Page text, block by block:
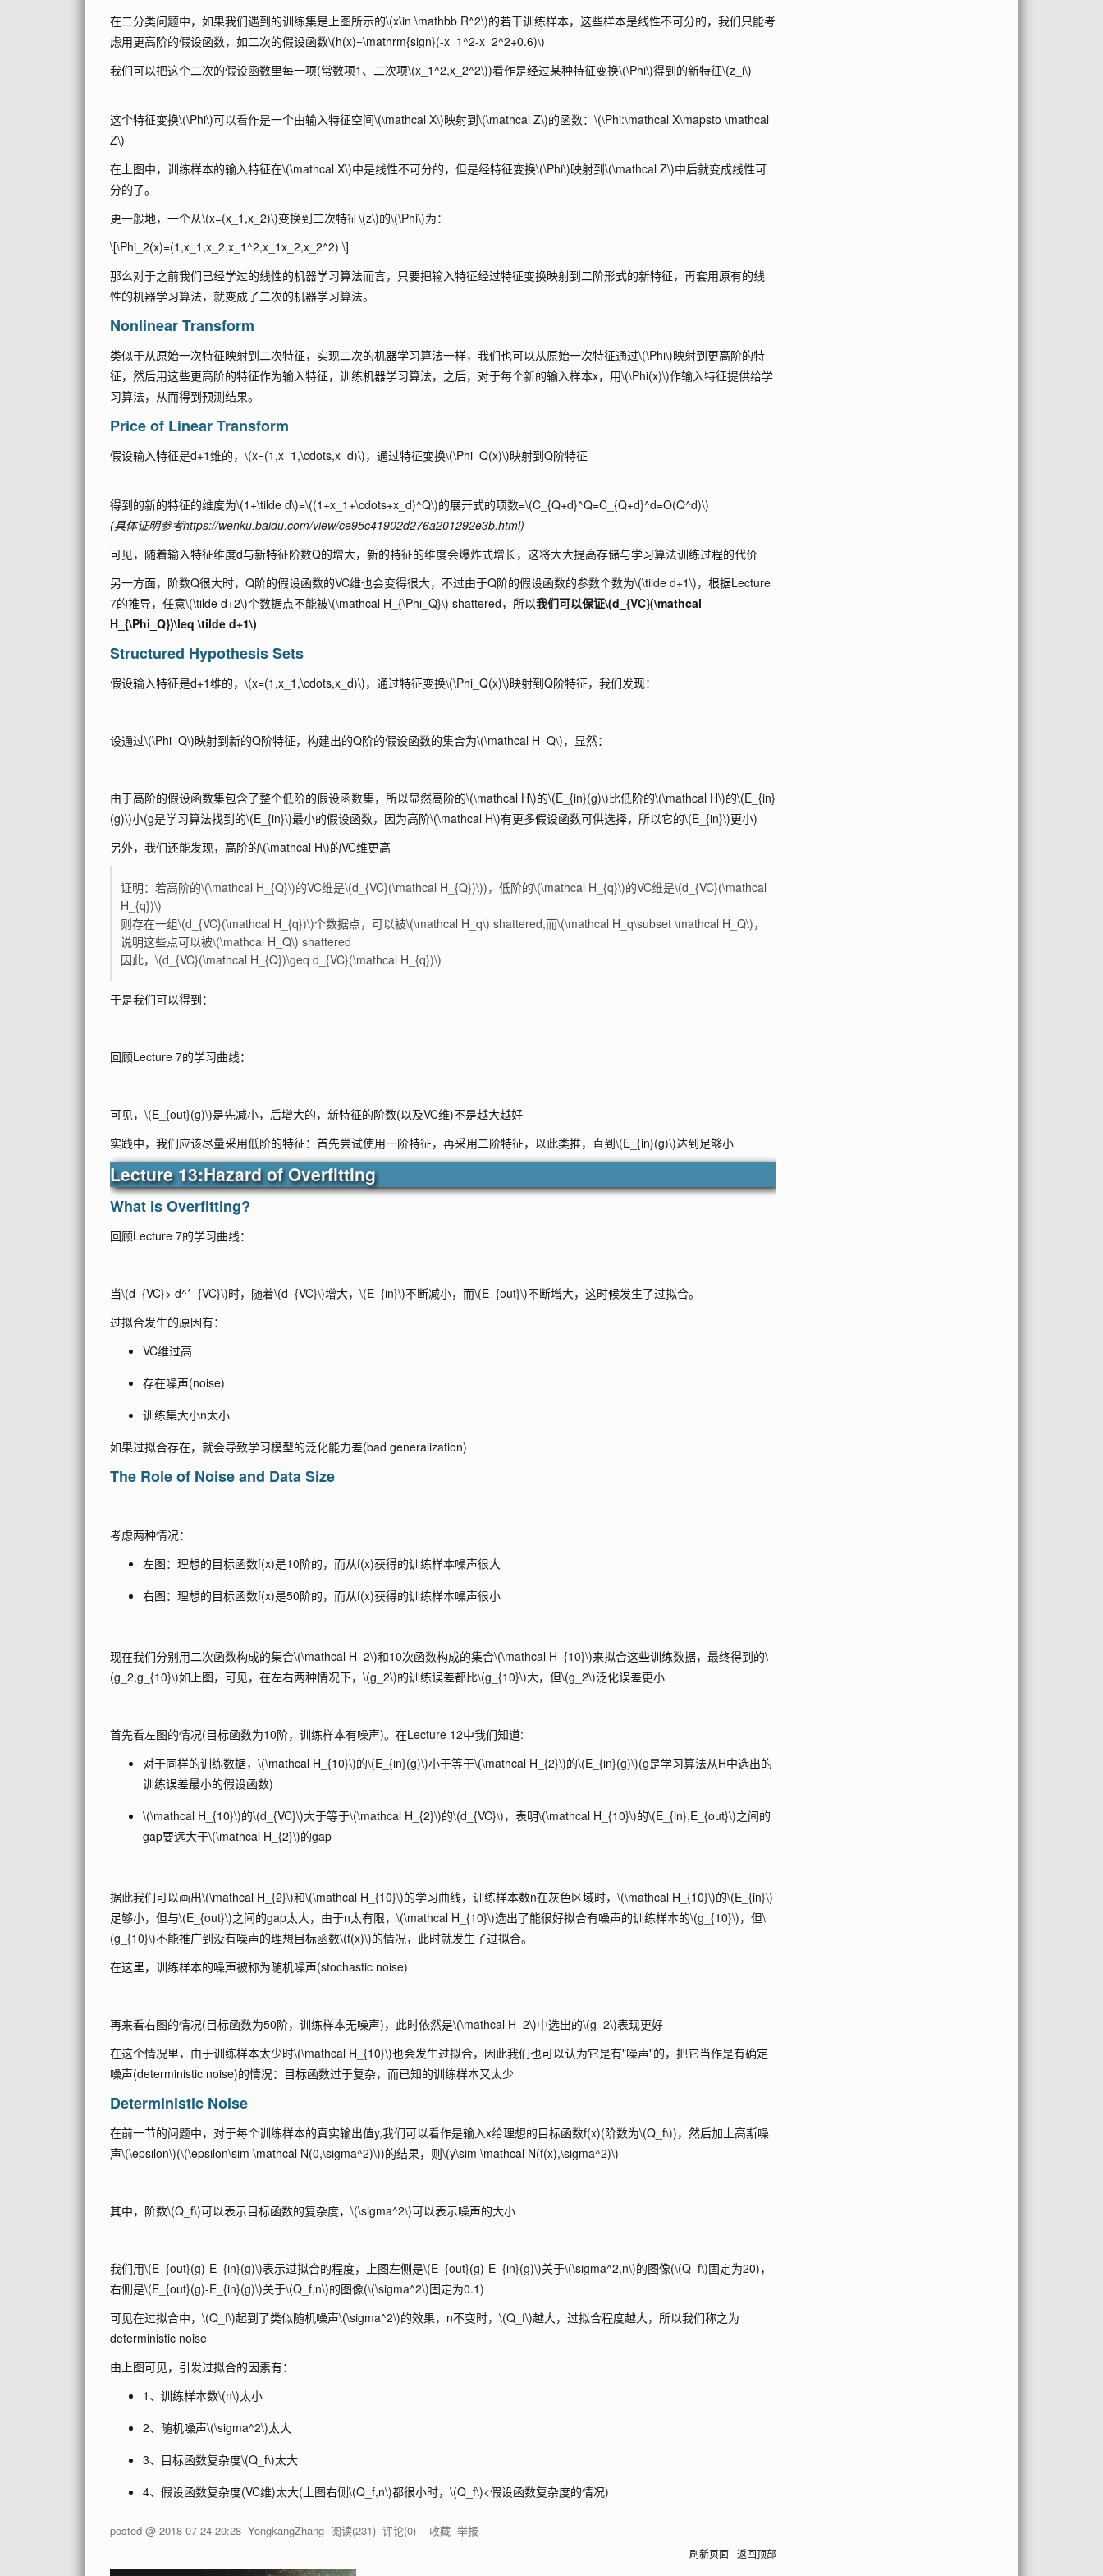
在二分类问题中，如果我们遇到的训练集是上图所示的\(x\in \mathbb R^2\)的若干训练样本，这些样本是线性不可分的，我们只能考
虑用更高阶的假设函数，如二次的假设函数\(h(x)=\mathrm{sign}(-x_1^2-x_2^2+0.6)\)
我们可以把这个二次的假设函数里每一项(常数项1、二次项\(x_1^2,x_2^2\))看作是经过某种特征变换\(\Phi\)得到的新特征\(z_i\)
这个特征变换\(\Phi\)可以看作是一个由输入特征空间\(\mathcal X\)映射到\(\mathcal Z\)的函数：\(\Phi:\mathcal X\mapsto \mathcal
Z\)
在上图中，训练样本的输入特征在\(\mathcal X\)中是线性不可分的，但是经特征变换\(\Phi\)映射到\(\mathcal Z\)中后就变成线性可
分的了。
更一般地，一个从\(x=(x_1,x_2)\)变换到二次特征\(z\)的\(\Phi\)为：
\[\Phi_2(x)=(1,x_1,x_2,x_1^2,x_1x_2,x_2^2) \]
那么对于之前我们已经学过的线性的机器学习算法而言，只要把输入特征经过特征变换映射到二阶形式的新特征，再套用原有的线
性的机器学习算法，就变成了二次的机器学习算法。
Nonlinear Transform
类似于从原始一次特征映射到二次特征，实现二次的机器学习算法一样，我们也可以从原始一次特征通过\(\Phi\)映射到更高阶的特
征，然后用这些更高阶的特征作为输入特征，训练机器学习算法，之后，对于每个新的输入样本x，用\(\Phi(x)\)作输入特征提供给学
习算法，从而得到预测结果。
Price of Linear Transform
假设输入特征是d+1维的，\(x=(1,x_1,\cdots,x_d)\)，通过特征变换\(\Phi_Q(x)\)映射到Q阶特征
得到的新的特征的维度为\(1+\tilde d\)=\((1+x_1+\cdots+x_d)^Q\)的展开式的项数=\(C_{Q+d}^Q=C_{Q+d}^d=O(Q^d)\)
(具体证明参考https://wenku.baidu.com/view/ce95c41902d276a201292e3b.html)
可见，随着输入特征维度d与新特征阶数Q的增大，新的特征的维度会爆炸式增长，这将大大提高存储与学习算法训练过程的代价
另一方面，阶数Q很大时，Q阶的假设函数的VC维也会变得很大，不过由于Q阶的假设函数的参数个数为\(\tilde d+1\)，根据Lecture
7的推导，任意\(\tilde d+2\)个数据点不能被\(\mathcal H_{\Phi_Q}\) shattered，所以我们可以保证\(d_{VC}(\mathcal
H_{\Phi_Q})\leq \tilde d+1\)
Structured Hypothesis Sets
假设输入特征是d+1维的，\(x=(1,x_1,\cdots,x_d)\)，通过特征变换\(\Phi_Q(x)\)映射到Q阶特征，我们发现：
设通过\(\Phi_Q\)映射到新的Q阶特征，构建出的Q阶的假设函数的集合为\(\mathcal H_Q\)，显然：
由于高阶的假设函数集包含了整个低阶的假设函数集，所以显然高阶的\(\mathcal H\)的\(E_{in}(g)\)比低阶的\(\mathcal H\)的\(E_{in}
(g)\)小(g是学习算法找到的\(E_{in}\)最小的假设函数，因为高阶\(\mathcal H\)有更多假设函数可供选择，所以它的\(E_{in}\)更小)
另外，我们还能发现，高阶的\(\mathcal H\)的VC维更高
证明：若高阶的\(\mathcal H_{Q}\)的VC维是\(d_{VC}(\mathcal H_{Q})\))，低阶的\(\mathcal H_{q}\)的VC维是\(d_{VC}(\mathcal
H_{q})\)
则存在一组\(d_{VC}(\mathcal H_{q})\)个数据点，可以被\(\mathcal H_q\) shattered,而\(\mathcal H_q\subset \mathcal H_Q\)，
说明这些点可以被\(\mathcal H_Q\) shattered
因此，\(d_{VC}(\mathcal H_{Q})\geq d_{VC}(\mathcal H_{q})\)
于是我们可以得到：
回顾Lecture 7的学习曲线：
可见，\(E_{out}(g)\)是先减小，后增大的，新特征的阶数(以及VC维)不是越大越好
实践中，我们应该尽量采用低阶的特征：首先尝试使用一阶特征，再采用二阶特征，以此类推，直到\(E_{in}(g)\)达到足够小
Lecture 13:Hazard of Overfitting
What is Overfitting?
回顾Lecture 7的学习曲线：
当\(d_{VC}> d^*_{VC}\)时，随着\(d_{VC}\)增大，\(E_{in}\)不断减小，而\(E_{out}\)不断增大，这时候发生了过拟合。
过拟合发生的原因有：
VC维过高
存在噪声(noise)
训练集大小n太小
如果过拟合存在，就会导致学习模型的泛化能力差(bad generalization)
The Role of Noise and Data Size
考虑两种情况：
左图：理想的目标函数f(x)是10阶的，而从f(x)获得的训练样本噪声很大
右图：理想的目标函数f(x)是50阶的，而从f(x)获得的训练样本噪声很小
现在我们分别用二次函数构成的集合\(\mathcal H_2\)和10次函数构成的集合\(\mathcal H_{10}\)来拟合这些训练数据，最终得到的\
(g_2,g_{10}\)如上图，可见，在左右两种情况下，\(g_2\)的训练误差都比\(g_{10}\)大，但\(g_2\)泛化误差更小
首先看左图的情况(目标函数为10阶，训练样本有噪声)。在Lecture 12中我们知道:
对于同样的训练数据，\(\mathcal H_{10}\)的\(E_{in}(g)\)小于等于\(\mathcal H_{2}\)的\(E_{in}(g)\)(g是学习算法从H中选出的
训练误差最小的假设函数)
\(\mathcal H_{10}\)的\(d_{VC}\)大于等于\(\mathcal H_{2}\)的\(d_{VC}\)，表明\(\mathcal H_{10}\)的\(E_{in},E_{out}\)之间的
gap要远大于\(\mathcal H_{2}\)的gap
据此我们可以画出\(\mathcal H_{2}\)和\(\mathcal H_{10}\)的学习曲线，训练样本数n在灰色区域时，\(\mathcal H_{10}\)的\(E_{in}\)
足够小，但与\(E_{out}\)之间的gap太大，由于n太有限，\(\mathcal H_{10}\)选出了能很好拟合有噪声的训练样本的\(g_{10}\)，但\
(g_{10}\)不能推广到没有噪声的理想目标函数\(f(x)\)的情况，此时就发生了过拟合。
在这里，训练样本的噪声被称为随机噪声(stochastic noise)
再来看右图的情况(目标函数为50阶，训练样本无噪声)，此时依然是\(\mathcal H_2\)中选出的\(g_2\)表现更好
在这个情况里，由于训练样本太少时\(\mathcal H_{10}\)也会发生过拟合，因此我们也可以认为它是有"噪声"的，把它当作是有确定
噪声(deterministic noise)的情况：目标函数过于复杂，而已知的训练样本又太少
Deterministic Noise
在前一节的问题中，对于每个训练样本的真实输出值y,我们可以看作是输入x给理想的目标函数f(x)(阶数为\(Q_f\))，然后加上高斯噪
声\(\epsilon\)(\(\epsilon\sim \mathcal N(0,\sigma^2)\))的结果，则\(y\sim \mathcal N(f(x),\sigma^2)\)
其中，阶数\(Q_f\)可以表示目标函数的复杂度，\(\sigma^2\)可以表示噪声的大小
我们用\(E_{out}(g)-E_{in}(g)\)表示过拟合的程度，上图左侧是\(E_{out}(g)-E_{in}(g)\)关于\(\sigma^2,n\)的图像(\(Q_f\)固定为20)，
右侧是\(E_{out}(g)-E_{in}(g)\)关于\(Q_f,n\)的图像(\(\sigma^2\)固定为0.1)
可见在过拟合中，\(Q_f\)起到了类似随机噪声\(\sigma^2\)的效果，n不变时，\(Q_f\)越大，过拟合程度越大，所以我们称之为
deterministic noise
由上图可见，引发过拟合的因素有：
1、训练样本数\(n\)太小
2、随机噪声\(\sigma^2\)太大
3、目标函数复杂度\(Q_f\)太大
4、假设函数复杂度(VC维)太大(上图右侧\(Q_f,n\)都很小时，\(Q_f\)<假设函数复杂度的情况)
posted @2018-07-24 20:28 YongkangZhang 阅读(231) 评论(0) 收藏 举报
刷新页面 返回顶部